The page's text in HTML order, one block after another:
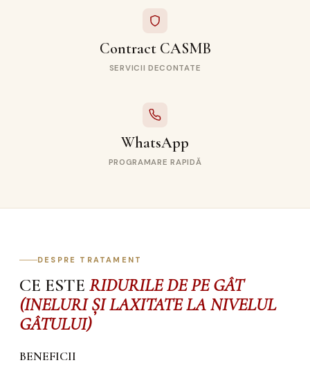
Contract CASMB
SERVICII DECONTATE
WhatsApp
PROGRAMARE RAPIDĂ
DESPRE TRATAMENT
CE ESTE RIDURILE DE PE GÂT
(INELURI ȘI LAXITATE LA NIVELUL
GÂTULUI)
BENEFICII